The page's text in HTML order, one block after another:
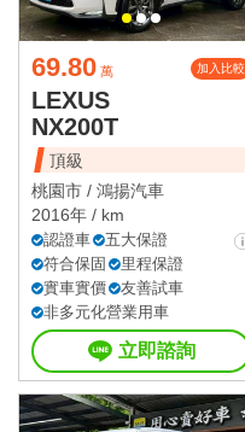
69.80 萬 加入比較
LEXUS
NX200T
頂級
桃園市 / 鴻揚汽車
2016年 / km
認證車
五大保證
符合保固
里程保證
實車實價
友善試車
非多元化營業用車
立即諮詢